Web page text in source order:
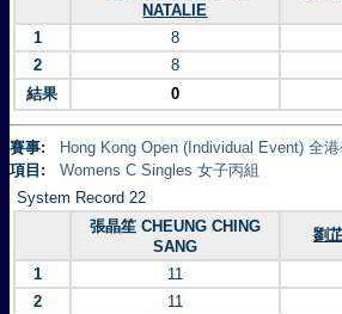
NATALIE
1
8
2
8
結果
0
賽事:
Hong Kong Open (Individual Event) 全
項目:
Womens C Singles 女子丙組
System Record 22
張晶笙 CHEUNG CHING
SANG
劉
1 11
2
11